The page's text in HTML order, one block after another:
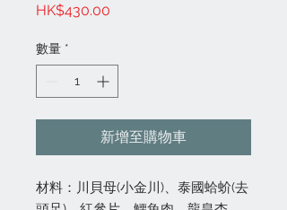
HK$430.00
數量 *
新增至購物車
材料：川貝母(小金川)、泰國蛤蚧(去